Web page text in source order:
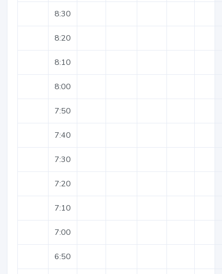
8:30
8:20
8:10
8:00
7:50
7:40
7:30
7:20
7:10
7:00
6:50